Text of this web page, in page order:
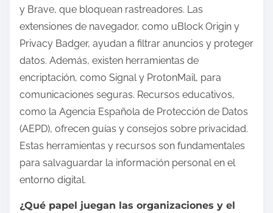
y Brave, que bloquean rastreadores. Las
extensiones de navegador, como uBlock Origin y
Privacy Badger, ayudan a filtrar anuncios y proteger
datos. Además, existen herramientas de
encriptación, como Signal y ProtonMail, para
comunicaciones seguras. Recursos educativos,
como la Agencia Española de Protección de Datos
(AEPD), ofrecen guías y consejos sobre privacidad.
Estas herramientas y recursos son fundamentales
para salvaguardar la información personal en el
entorno digital.
¿Qué papel juegan las organizaciones y el